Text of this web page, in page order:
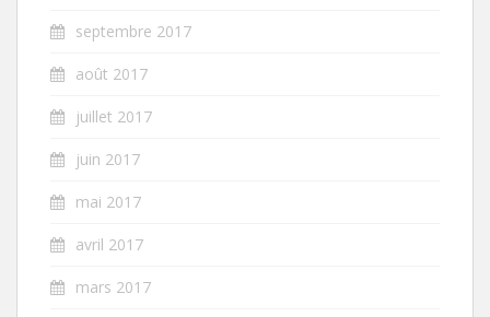
septembre 2017
août 2017
juillet 2017
juin 2017
mai 2017
avril 2017
mars 2017